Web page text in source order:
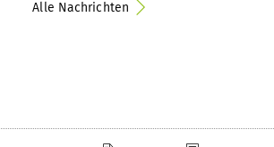
Alle Nachrichten